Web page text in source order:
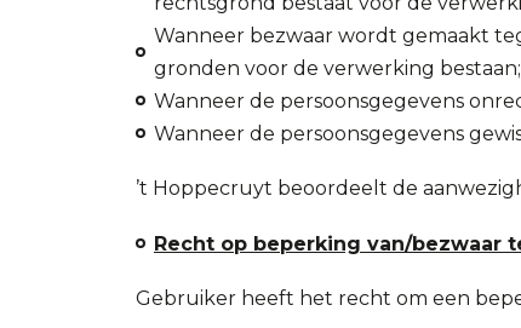
Wanneer bezwaar wordt gemaakt
gronden voor de verwerking bestaan;
Wanneer de persoonsgegevens
Wanneer de persoonsgegevens
’t Hoppecruyt beoordeelt de
Recht op beperking van/bezwaar
Gebruiker heeft het recht om een